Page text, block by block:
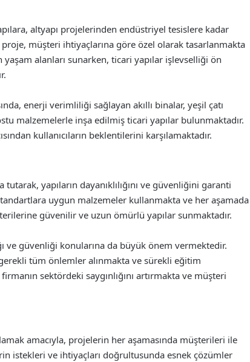
altyapı projelerinden endüstriyel tesislere kadar
müşteri ihtiyaçlarına göre özel olarak tasarlanmakta
alanları sunarken, ticari yapılar işlevselliği ön
enerji verimliliği sağlayan akıllı binalar, yeşil çatı
malzemelerle inşa edilmiş ticari yapılar bulunmaktadır.
kullanıcıların beklentilerini karşılamaktadır.
yapıların dayanıklılığını ve güvenliğini garanti
uygun malzemeler kullanmakta ve her aşamada
güvenilir ve uzun ömürlü yapılar sunmaktadır.
ve güvenliği konularına da büyük önem vermektedir.
tüm önlemler alınmakta ve sürekli eğitim
sektördeki saygınlığını artırmakta ve müşteri
amacıyla, projelerin her aşamasında müşterileri ile
istekleri ve ihtiyaçları doğrultusunda esnek çözümler